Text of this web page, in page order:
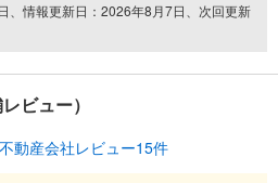
、情報更新日：2026年8月7日、次回更新
ビュー）
不動産会社レビュー15件